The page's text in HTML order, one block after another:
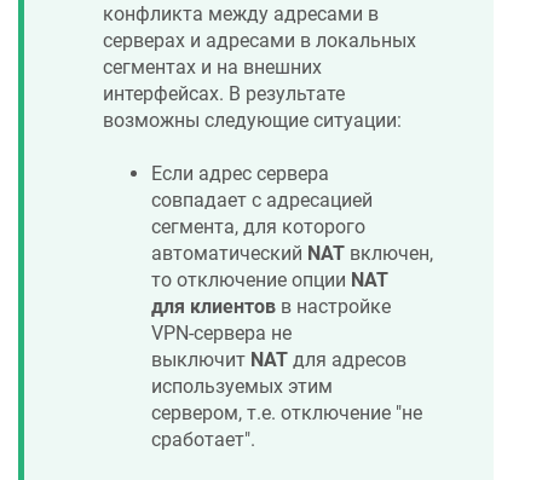
конфликта между адресами в
серверах и адресами в локальных
сегментах и на внешних
интерфейсах. В результате
возможны следующие ситуации:
Если адрес сервера
совпадает с адресацией
сегмента, для которого
автоматический NAT включен,
то отключение опции NAT
для клиентов в настройке
VPN-сервера не
выключит NAT для адресов
используемых этим
сервером, т.е. отключение "не
сработает".